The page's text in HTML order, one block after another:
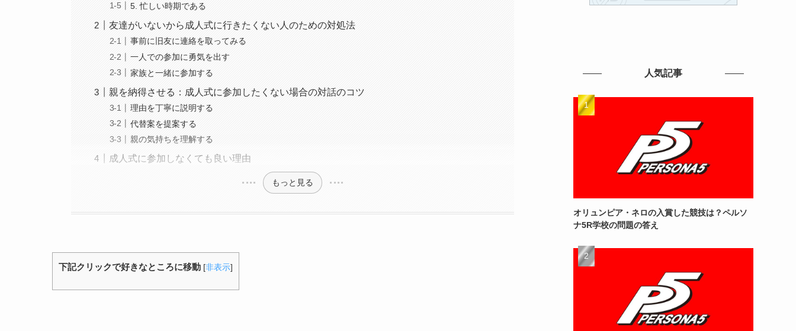
5. 忙しい時期である
友達がいないから成人式に行きたくない人のための対処法
事前に旧友に連絡を取ってみる
一人での参加に勇気を出す
家族と一緒に参加する
親を納得させる：成人式に参加したくない場合の対話のコツ
理由を丁寧に説明する
代替案を提案する
親の気持ちを理解する
成人式に参加しなくても良い理由
もっと見る
下記クリックで好きなところに移動 [非表示]
人気記事
オリュンピア・ネロの入賞した競技は？ペルソ
ナ5R学校の問題の答え